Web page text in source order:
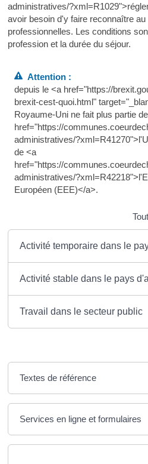
administratives/
avoir besoin d'y faire reconnaître
professionnelles. Les conditions
profession et la durée du séjour.
Attention :
depuis le <a href="https://
brexit-cest-quoi.html"
Royaume-Uni ne fait plus partie
href="https://
administratives/
de <a
href="https://
administratives/
Européen (EEE)</a>.
Activité temporaire dans le
Activité stable dans le pays
Travail dans le secteur public
Textes de référence
Services en ligne et formulaires